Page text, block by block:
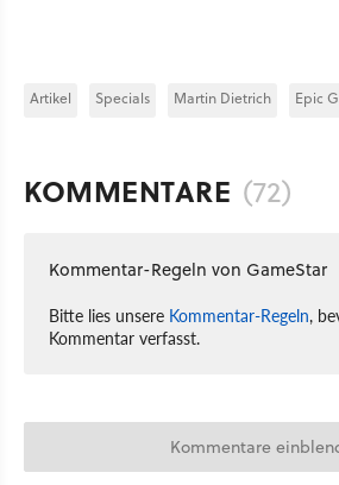
Artikel Specials Martin Dietrich Epic
KOMMENTARE (72)
Kommentar-Regeln von GameStar
Bitte lies unsere Kommentar-Regeln,
Kommentar verfasst.
Kommentare